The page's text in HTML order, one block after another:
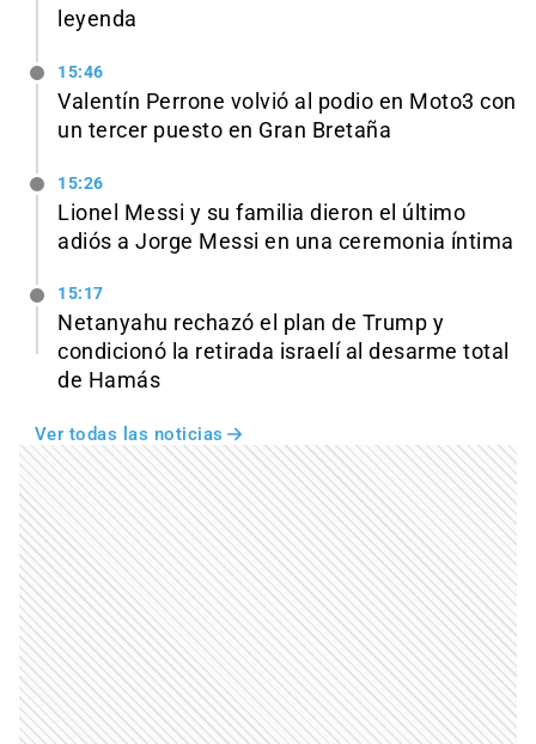
leyenda
15:46
Valentín Perrone volvió al podio en Moto3 con
un tercer puesto en Gran Bretaña
15:26
Lionel Messi y su familia dieron el último
adiós a Jorge Messi en una ceremonia íntima
15:17
Netanyahu rechazó el plan de Trump y
condicionó la retirada israelí al desarme total
de Hamás
Ver todas las noticias